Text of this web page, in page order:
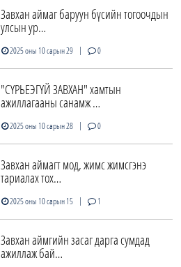
Завхан аймаг баруун бүсийн тогоочдын
улсын ур…
2025 оны 10 сарын 29 | 0
"СҮРЬЕЭГҮЙ ЗАВХАН" хамтын
ажиллагааны санамж …
2025 оны 10 сарын 28 | 0
Завхан аймагт мод, жимс жимсгэнэ
тариалах тох…
2025 оны 10 сарын 15 | 1
Завхан аймгийн засаг дарга сумдад
ажиллаж бай…